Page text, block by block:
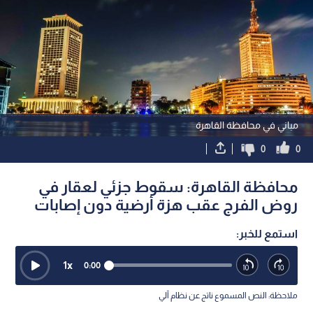
مباني في محافظة القاهرة
0
0
محافظة القاهرة: سقوط جزئي لعقار في
روض الفرج عقب هزة أرضية دون إصابات
استمع للخبر:
0:00
1x
ملاحظة: النص المسموع ناتج عن نظام آلي